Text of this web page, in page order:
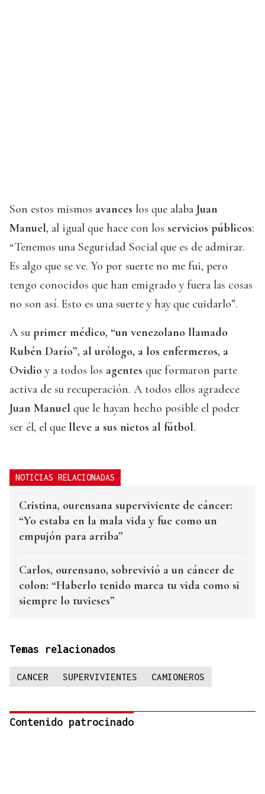
Son estos mismos avances los que alaba Juan
Manuel, al igual que hace con los servicios públicos:
“Tenemos una Seguridad Social que es de admirar.
Es algo que se ve. Yo por suerte no me fui, pero
tengo conocidos que han emigrado y fuera las cosas
no son así. Esto es una suerte y hay que cuidarlo”.
A su primer médico, “un venezolano llamado
Rubén Darío”, al urólogo, a los enfermeros, a
Ovidio y a todos los agentes que formaron parte
activa de su recuperación. A todos ellos agradece
Juan Manuel que le hayan hecho posible el poder
ser él, el que lleve a sus nietos al fútbol.
NOTICIAS RELACIONADAS
Cristina, ourensana superviviente de cáncer:
“Yo estaba en la mala vida y fue como un
empujón para arriba”
Carlos, ourensano, sobrevivió a un cáncer de
colon: “Haberlo tenido marca tu vida como si
siempre lo tuvieses”
Temas relacionados
CANCER SUPERVIVIENTES CAMIONEROS
Contenido patrocinado